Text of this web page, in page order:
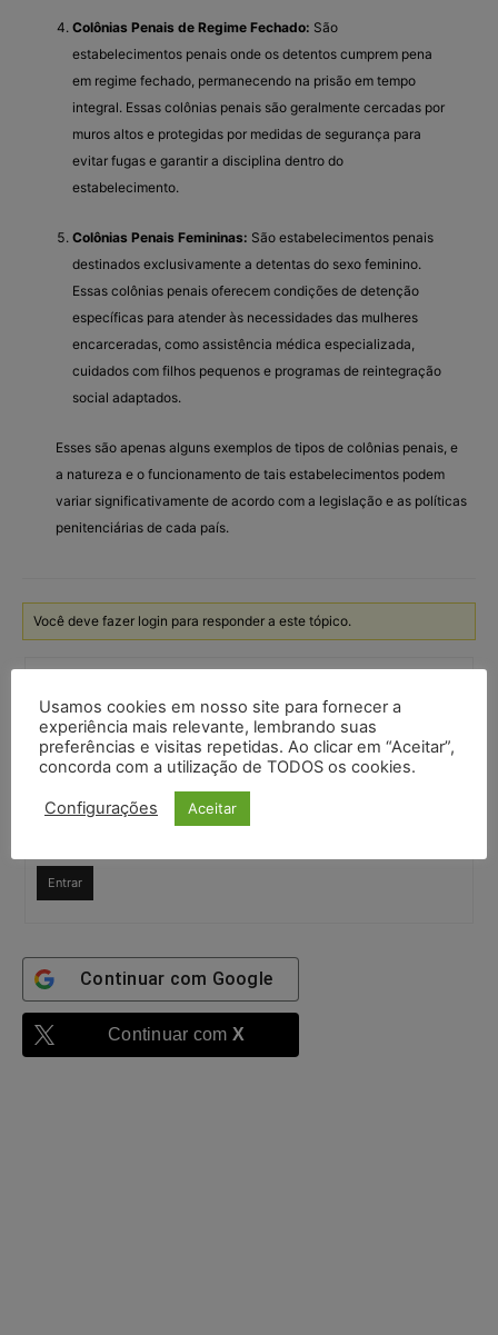
Colônias Penais de Regime Fechado: São
estabelecimentos penais onde os detentos cumprem pena
em regime fechado, permanecendo na prisão em tempo
integral. Essas colônias penais são geralmente cercadas por
muros altos e protegidas por medidas de segurança para
evitar fugas e garantir a disciplina dentro do
estabelecimento.
Colônias Penais Femininas: São estabelecimentos penais
destinados exclusivamente a detentas do sexo feminino.
Essas colônias penais oferecem condições de detenção
específicas para atender às necessidades das mulheres
encarceradas, como assistência médica especializada,
cuidados com filhos pequenos e programas de reintegração
social adaptados.
Esses são apenas alguns exemplos de tipos de colônias penais, e
a natureza e o funcionamento de tais estabelecimentos podem
variar significativamente de acordo com a legislação e as políticas
penitenciárias de cada país.
Você deve fazer login para responder a este tópico.
Senha:
Mantenha-me
Entrar
Continuar com Google
Continuar com X
Usamos cookies em nosso site para fornecer a
experiência mais relevante, lembrando suas
preferências e visitas repetidas. Ao clicar em “Aceitar”,
concorda com a utilização de TODOS os cookies.
Configurações Aceitar